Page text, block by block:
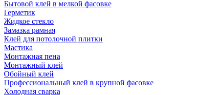
Бытовой клей в мелкой фасовке
Герметик
Жидкое стекло
Замазка рамная
Клей для потолочной плитки
Мастика
Монтажная пена
Монтажный клей
Обойный клей
Профессиональный клей в крупной фасовке
Холодная сварка